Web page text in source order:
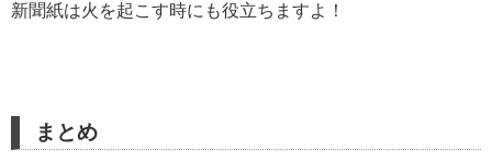
新聞紙は火を起こす時にも役立ちますよ！
まとめ